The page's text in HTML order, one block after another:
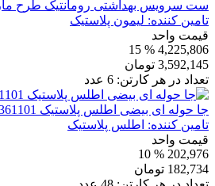
ست سرویس بهداشتی رومانتیک طرح ماربل
تامین کننده: لیمون پلاستیک
قیمت واحد
4,225,806
% 15
3,592,145 تومان
تعداد در هر کارتن: 6 عدد
جا حوله ای بیضی اطلس پلاستیک 1361101
تامین کننده: اطلس پلاستیک
قیمت واحد
202,976
% 10
182,734 تومان